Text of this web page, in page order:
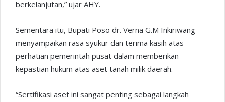
berkelanjutan,” ujar AHY.
Sementara itu, Bupati Poso dr. Verna G.M Inkiriwang
menyampaikan rasa syukur dan terima kasih atas
perhatian pemerintah pusat dalam memberikan
kepastian hukum atas aset tanah milik daerah.
“Sertifikasi aset ini sangat penting sebagai langkah